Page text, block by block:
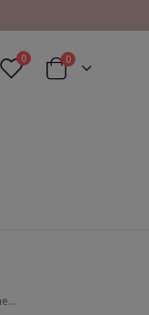
0 0